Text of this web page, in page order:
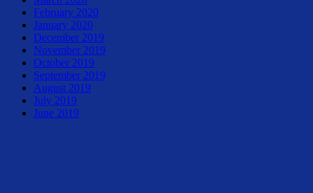
February 2020
January 2020
December 2019
November 2019
October 2019
September 2019
August 2019
July 2019
June 2019